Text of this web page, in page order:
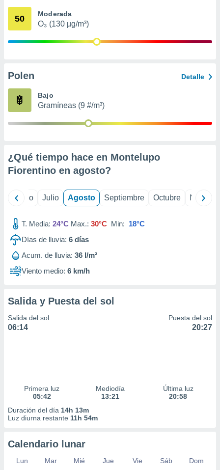
mediante
publicidad
de
50 Moderada
O₃ (130 µg/m³)
Polen Detalle
Bajo
Gramíneas (9 #/m³)
¿Qué tiempo hace en Montelupo
Fiorentino en agosto?
Junio Julio Agosto Septiembre Octubre
T. Media: 24°C Max.: 30°C Min: 18°C
Días de lluvia: 6 días
Acum. de lluvia: 36 l/m²
Viento medio: 6 km/h
Salida y Puesta del sol
Salida del sol
06:14
Puesta del sol
20:27
Primera luz
05:42
Mediodía
13:21
Última luz
20:58
Duración del día 14h 13m
Luz diurna restante 11h 54m
Calendario lunar
Lun Mar Mié Jue Vie Sáb
Dom